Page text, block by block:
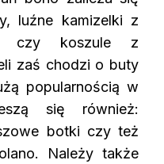
luźne kamizelki z
czy koszule z
zaś chodzi o buty
popularnością w
się również:
botki czy też
Należy także